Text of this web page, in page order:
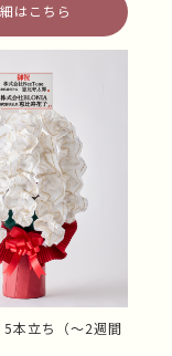
はこちら
本立ち（～2週間